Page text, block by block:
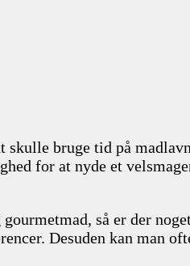
skulle bruge tid på
for at nyde et
så er der
Desuden kan man